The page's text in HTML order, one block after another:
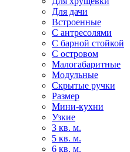
Для дачи
Встроенные
С антресолями
С барной стойкой
С островом
Малогабаритные
Модульные
Скрытые ручки
Размер
Мини-кухни
Узкие
3 кв. м.
5 кв. м.
6 кв. м.